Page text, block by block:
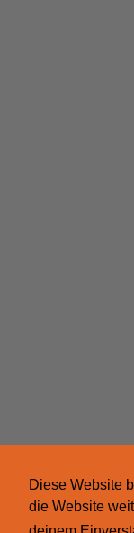
Diese Website
die Website